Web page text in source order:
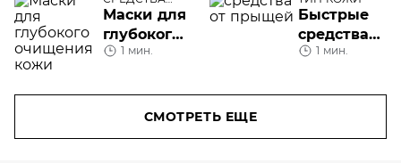
и
проблемной
кожи
кожей
УХОДА
Маски для
глубокого
очищения
1 мин.
Быстрые
средства
от прыщей
1 мин.
СМОТРЕТЬ ЕЩЕ